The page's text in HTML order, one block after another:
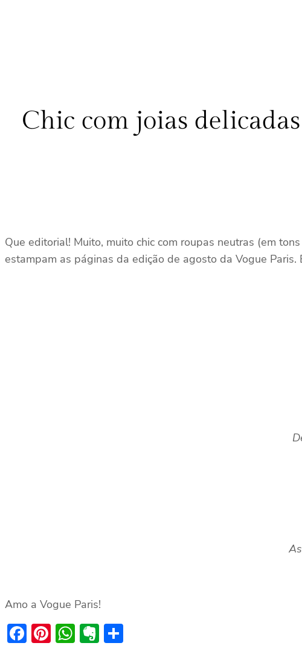
Chic com joias
Que editorial! Muito, muito chic com roupas neutras (em
estampam as páginas da edição de agosto da Vogue
Amo a Vogue Paris!
Facebook
Pinterest
WhatsApp
Evernote